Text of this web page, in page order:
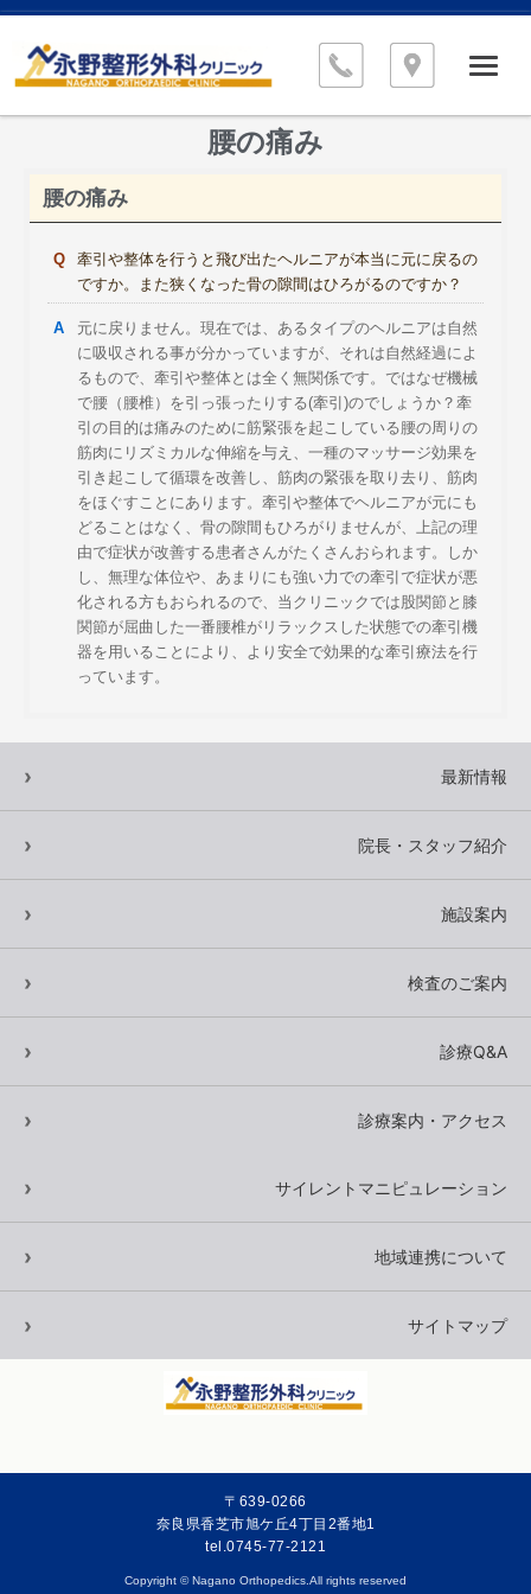
腰の痛み
腰の痛み
牽引や整体を行うと飛び出たヘルニアが本当に元に戻るの
ですか。また狭くなった骨の隙間はひろがるのですか？
元に戻りません。現在では、あるタイプのヘルニアは自然
に吸収される事が分かっていますが、それは自然経過によ
るもので、牽引や整体とは全く無関係です。ではなぜ機械
で腰（腰椎）を引っ張ったりする(牽引)のでしょうか？牽
引の目的は痛みのために筋緊張を起こしている腰の周りの
筋肉にリズミカルな伸縮を与え、一種のマッサージ効果を
引き起こして循環を改善し、筋肉の緊張を取り去り、筋肉
をほぐすことにあります。牽引や整体でヘルニアが元にも
どることはなく、骨の隙間もひろがりませんが、上記の理
由で症状が改善する患者さんがたくさんおられます。しか
し、無理な体位や、あまりにも強い力での牽引で症状が悪
化される方もおられるので、当クリニックでは股関節と膝
関節が屈曲した一番腰椎がリラックスした状態での牽引機
器を用いることにより、より安全で効果的な牽引療法を行
っています。
最新情報
院長・スタッフ紹介
施設案内
検査のご案内
診療Q&A
診療案内・アクセス
サイレントマニピュレーション
地域連携について
サイトマップ
〒639-0266
奈良県香芝市旭ケ丘4丁目2番地1
tel.0745-77-2121
Copyright © Nagano Orthopedics.All rights reserved